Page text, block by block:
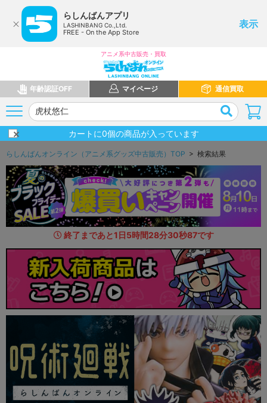
らしんばんアプリ
LASHINBANG Co.,Ltd.
FREE - On the App Store
表示
アニメ系中古販売・買取
年齢認証OFF マイページ 通信買取
カートに0個の商品が入っています
らしんばんオンライン（アニメ系グッズ中古販売）TOP > 検索結果
終了まであと1日5時間28分29秒52です